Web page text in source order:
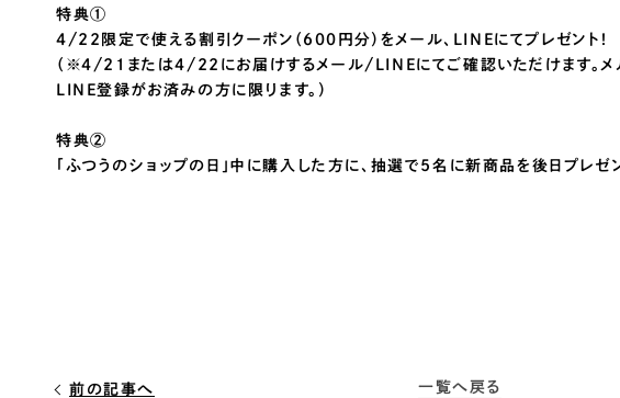
特典①
4/22限定で使える割引クーポン（600円分）をメール、LINEにてプレゼント！
（※4/21または4/22にお届けするメール/LINEにてご確認いただけます。メ
LINE登録がお済みの方に限ります。）
特典②
「ふつうのショップの日」中に購入した方に、抽選で5名に新商品を後日プレゼン
前の記事へ 一覧へ戻る